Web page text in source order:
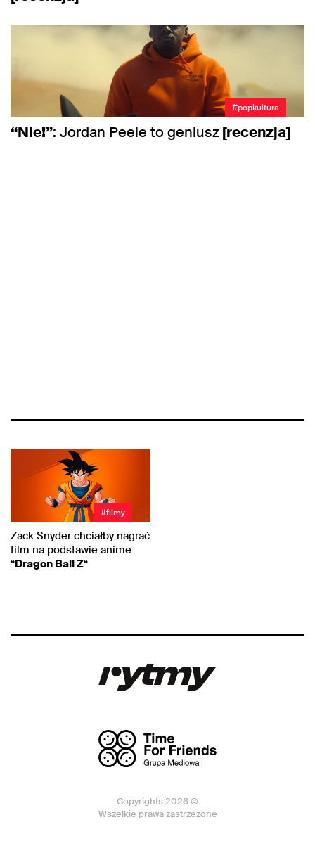
#popkultura
“Nie!”: Jordan Peele to geniusz[recenzja]
#filmy
Zack Snyder chciałby nagrać
film na podstawie anime
“Dragon Ball Z“
Copyrights 2026 ©
Wszelkie prawa zastrzeżone